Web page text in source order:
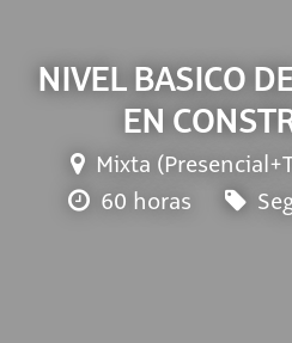
NIVEL BASICO
EN
Mixta
60 horas